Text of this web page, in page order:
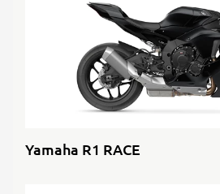
Yamaha R1 RACE